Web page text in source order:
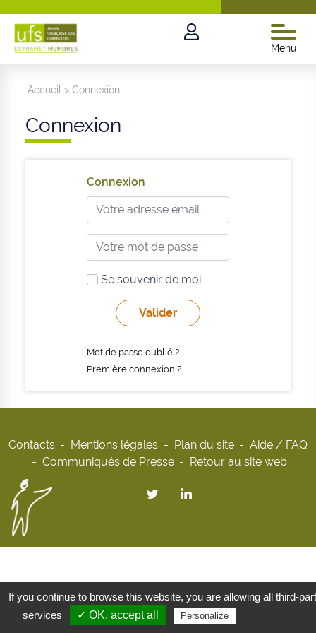
Menu
Accueil >Connexion
Connexion
Connexion
Se souvenir de moi
Mot de passe oublié ?
Première connexion ?
Contacts Mentions légales Plan du site
Aide / FAQ
Communiqués de Presse
Retour au site web
If you continue to browse this website, you are allowing all third-
services
✓ OK, accept all Personalize